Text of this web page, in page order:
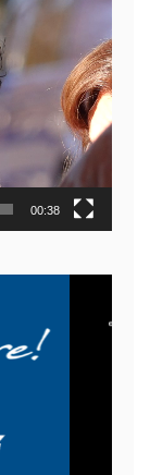
00:38